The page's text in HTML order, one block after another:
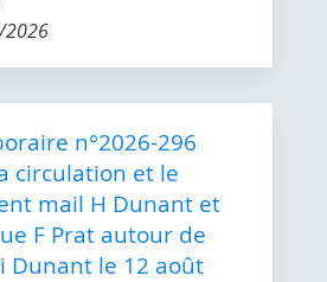
n°2026-296
circulation et le
mail H Dunant et
F Prat autour de
Dunant le 12 août